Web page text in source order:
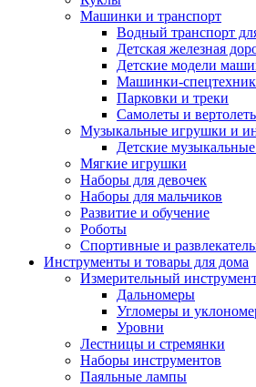
Машинки и транспорт
Водный транспорт
Детская железная
Детские модели
Машинки-
Парковки и треки
Самолеты и
Музыкальные игрушки и
Детские
Мягкие игрушки
Наборы для девочек
Наборы для мальчиков
Развитие и обучение
Роботы
Спортивные и
Инструменты и товары для дома
Измерительный
Дальномеры
Угломеры и
Уровни
Лестницы и стремянки
Наборы инструментов
Паяльные лампы